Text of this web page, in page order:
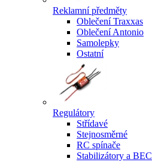
Reklamní předměty
Oblečení Traxxas
Oblečení Antonio
Samolepky
Ostatní
Regulátory
Střídavé
Stejnosměrné
RC spínače
Stabilizátory a BEC